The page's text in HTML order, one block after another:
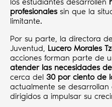
los estudiantes desarrollen
profesionales sin que la
limitante.
Por su parte, la directora
Juventud, Lucero Morales
acciones forman parte de
atender las necesidades
cerca del 30 por ciento de
actualmente se
dirigidos a impulsar su